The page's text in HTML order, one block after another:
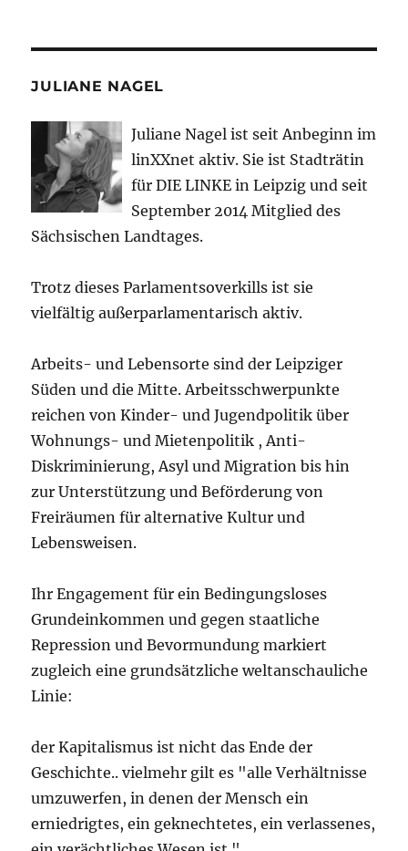
JULIANE NAGEL
Juliane Nagel ist seit Anbeginn im
linXXnet aktiv. Sie ist Stadträtin
für DIE LINKE in Leipzig und seit
September 2014 Mitglied des
Sächsischen Landtages.
Trotz dieses Parlamentsoverkills ist sie
vielfältig außerparlamentarisch aktiv.
Arbeits- und Lebensorte sind der Leipziger
Süden und die Mitte. Arbeitsschwerpunkte
reichen von Kinder- und Jugendpolitik über
Wohnungs- und Mietenpolitik , Anti-
Diskriminierung, Asyl und Migration bis hin
zur Unterstützung und Beförderung von
Freiräumen für alternative Kultur und
Lebensweisen.
Ihr Engagement für ein Bedingungsloses
Grundeinkommen und gegen staatliche
Repression und Bevormundung markiert
zugleich eine grundsätzliche weltanschauliche
Linie:
der Kapitalismus ist nicht das Ende der
Geschichte.. vielmehr gilt es "alle Verhältnisse
umzuwerfen, in denen der Mensch ein
erniedrigtes, ein geknechtetes, ein verlassenes,